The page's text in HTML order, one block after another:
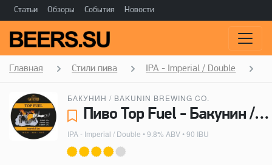
Статьи Обзоры События Новости
Главная Стили пива IPA - Imperial / Double
БАКУНИН / BAKUNIN BREWING CO.
Пиво Top Fuel - Бакунин / Bakunin Brewing Co.
IPA - Imperial / Double • 9.8% ABV • 90 IBU